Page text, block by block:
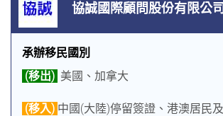
協誠國際顧問股份有限公司
承辦移民國別
(移出) 美國、加拿大
(移入) 中國(大陸)停留簽證、港澳居民